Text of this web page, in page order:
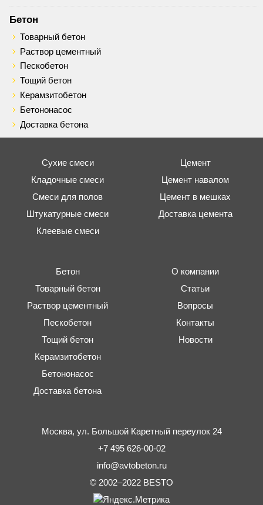
Бетон
Товарный бетон
Раствор цементный
Пескобетон
Тощий бетон
Керамзитобетон
Бетононасос
Доставка бетона
Сухие смеси
Кладочные смеси
Смеси для полов
Штукатурные смеси
Клеевые смеси
Цемент
Цемент навалом
Цемент в мешках
Доставка цемента
Бетон
Товарный бетон
Раствор цементный
Пескобетон
Тощий бетон
Керамзитобетон
Бетононасос
Доставка бетона
О компании
Статьи
Вопросы
Контакты
Новости
Москва, ул. Большой Каретный переулок 24
+7 495 626-00-02
info@avtobeton.ru
© 2002–2022 BESTO